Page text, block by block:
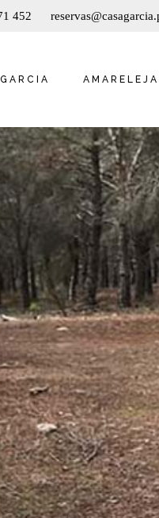
452
AMARELEJA